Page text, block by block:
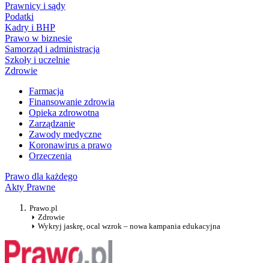
Prawnicy i sądy
Podatki
Kadry i BHP
Prawo w biznesie
Samorząd i administracja
Szkoły i uczelnie
Zdrowie
Farmacja
Finansowanie zdrowia
Opieka zdrowotna
Zarządzanie
Zawody medyczne
Koronawirus a prawo
Orzeczenia
Prawo dla każdego
Akty Prawne
Prawo.pl
Zdrowie
Wykryj jaskrę, ocal wzrok – nowa kampania edukacyjna